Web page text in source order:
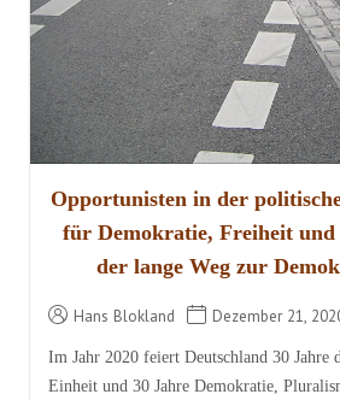
Opportunisten in der
für Demokratie, Freiheit und
der lange Weg zur
Hans Blokland Dezember 21,
Im Jahr 2020 feiert Deutschland 30 Jahre
Einheit und 30 Jahre Demokratie,